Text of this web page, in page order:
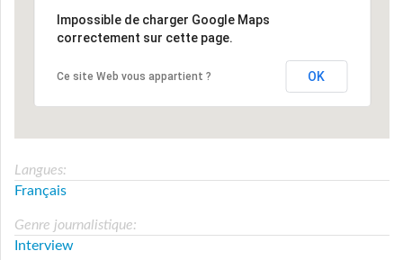
Impossible de charger Google Maps
correctement sur cette page.
Ce site Web vous appartient ? OK
Langues:
Français
Genre journalistique:
Interview